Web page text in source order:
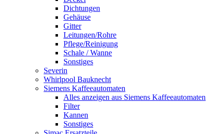
Dichtungen
Gehäuse
Gitter
Leitungen/Rohre
Pflege/Reinigung
Schale / Wanne
Sonstiges
Severin
Whirlpool Bauknecht
Siemens Kaffeeautomaten
Alles anzeigen aus Siemens Kaffeeautomaten
Filter
Kannen
Sonstiges